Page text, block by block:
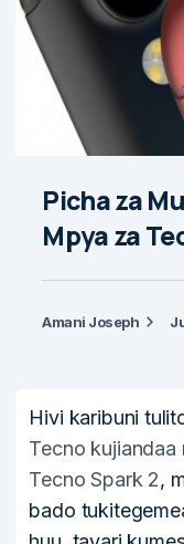
Picha za
Mpya za
Amani Joseph
Hivi karibuni
Tecno kujiandaa
Tecno Spark 2,
bado